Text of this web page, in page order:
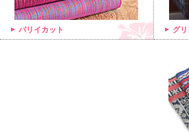
バリイカット グ